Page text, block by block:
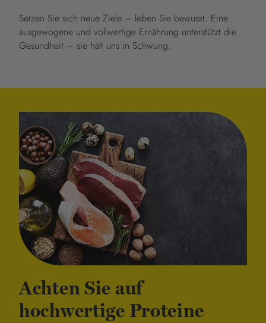
Setzen Sie sich neue Ziele – leben Sie bewusst. Eine
ausgewogene und vollwertige Ernährung unterstützt die
Gesundheit – sie hält uns in Schwung.
Achten Sie auf
hochwertige Proteine